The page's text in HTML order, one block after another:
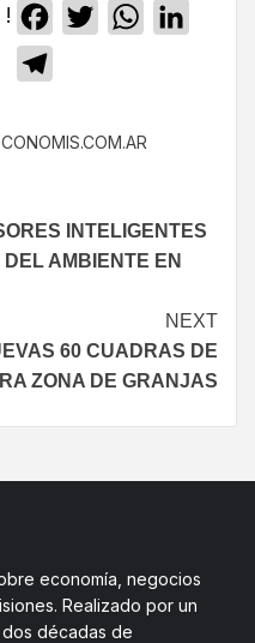
Facebook
TwitterWhatsApp
INTELIGENTES
AMBIENTE EN
NEXT
60 CUADRAS DE
ZONA DE GRANJAS
economía, negocios
Realizado por un
décadas de